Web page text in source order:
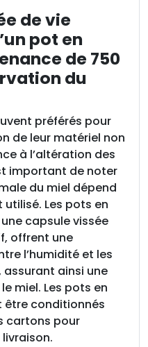
de vie
pot en
de 750
du
préférés pour
de leur matériel non
à l’altération des
important de noter
du miel dépend
Les pots en
capsule vissée
offrent une
l’humidité et les
ainsi une
miel. Les pots en
être conditionnés
cartons pour